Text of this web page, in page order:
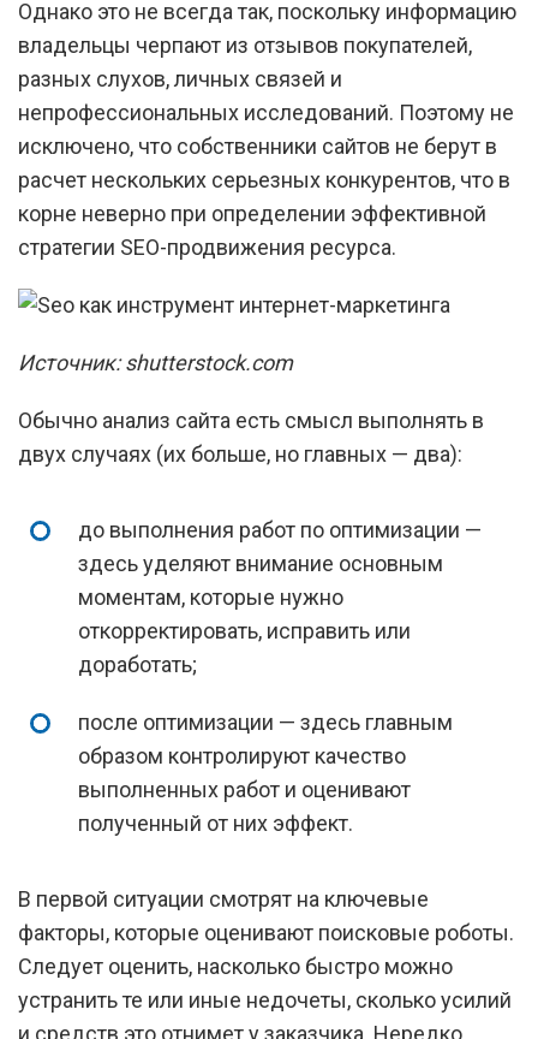
Однако это не всегда так, поскольку информацию
владельцы черпают из отзывов покупателей,
разных слухов, личных связей и
непрофессиональных исследований. Поэтому не
исключено, что собственники сайтов не берут в
расчет нескольких серьезных конкурентов, что в
корне неверно при определении эффективной
стратегии SEO-продвижения ресурса.
Источник: shutterstock.com
Обычно анализ сайта есть смысл выполнять в
двух случаях (их больше, но главных — два):
до выполнения работ по оптимизации —
здесь уделяют внимание основным
моментам, которые нужно
откорректировать, исправить или
доработать;
после оптимизации — здесь главным
образом контролируют качество
выполненных работ и оценивают
полученный от них эффект.
В первой ситуации смотрят на ключевые
факторы, которые оценивают поисковые роботы.
Следует оценить, насколько быстро можно
устранить те или иные недочеты, сколько усилий
и средств это отнимет у заказчика. Нередко